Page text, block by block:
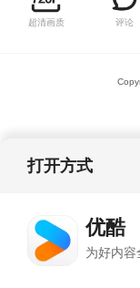
超清画质 评论
打开方式
优酷
为好内容